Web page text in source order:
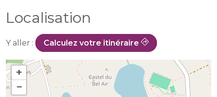
Localisation
Y aller : Calculez votre itinéraire
+
−